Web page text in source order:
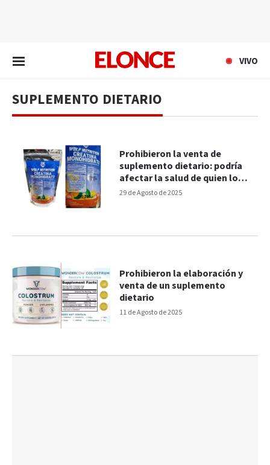
VIVO
SUPLEMENTO DIETARIO
29 de Agosto de 2025
Prohibieron la venta de
suplemento dietario: podría
afectar la salud de quien lo
consuma
11 de Agosto de 2025
Prohibieron la elaboración y
venta de un suplemento
dietario